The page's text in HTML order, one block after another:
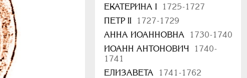
ЕКАТЕРИНА I
1725-1727
ПЕТР II
1727-1729
АННА ИОАННОВНА
1730-1740
ИОАНН АНТОНОВИЧ
1740-
1741
ЕЛИЗАВЕТА
1741-1762